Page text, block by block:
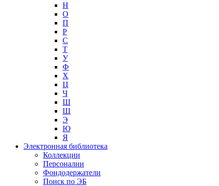
Н
О
П
Р
С
Т
У
Ф
Х
Ц
Ч
Ш
Щ
Э
Ю
Я
Электронная библиотека
Коллекции
Персоналии
Фондодержатели
Поиск по ЭБ